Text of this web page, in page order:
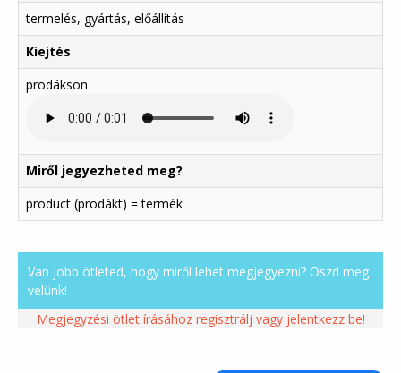
termelés, gyártás, előállítás
Kiejtés
prodáksön
Miről jegyezheted meg?
product (prodákt) = termék
Van jobb ötleted, hogy miről lehet megjegyezni? Oszd meg
velünk!
Megjegyzési ötlet írásához regisztrálj vagy jelentkezz be!